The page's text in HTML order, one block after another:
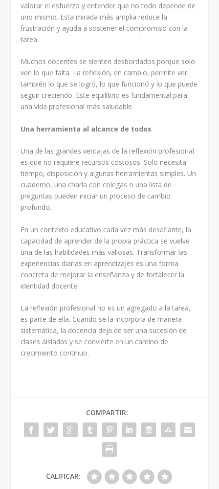
valorar el esfuerzo y entender que no todo depende de
uno mismo. Esta mirada más amplia reduce la
frustración y ayuda a sostener el compromiso con la
tarea.
Muchos docentes se sienten desbordados porque solo
ven lo que falta. La reflexión, en cambio, permite ver
también lo que se logró, lo que funcionó y lo que puede
seguir creciendo. Este equilibrio es fundamental para
una vida profesional más saludable.
Una herramienta al alcance de todos
Una de las grandes ventajas de la reflexión profesional
es que no requiere recursos costosos. Solo necesita
tiempo, disposición y algunas herramientas simples. Un
cuaderno, una charla con colegas o una lista de
preguntas pueden iniciar un proceso de cambio
profundo.
En un contexto educativo cada vez más desafiante, la
capacidad de aprender de la propia práctica se vuelve
una de las habilidades más valiosas. Transformar las
experiencias diarias en aprendizajes es una forma
concreta de mejorar la enseñanza y de fortalecer la
identidad docente.
La reflexión profesional no es un agregado a la tarea,
es parte de ella. Cuando se la incorpora de manera
sistemática, la docencia deja de ser una sucesión de
clases aisladas y se convierte en un camino de
crecimiento continuo.
COMPARTIR:
CALIFICAR: